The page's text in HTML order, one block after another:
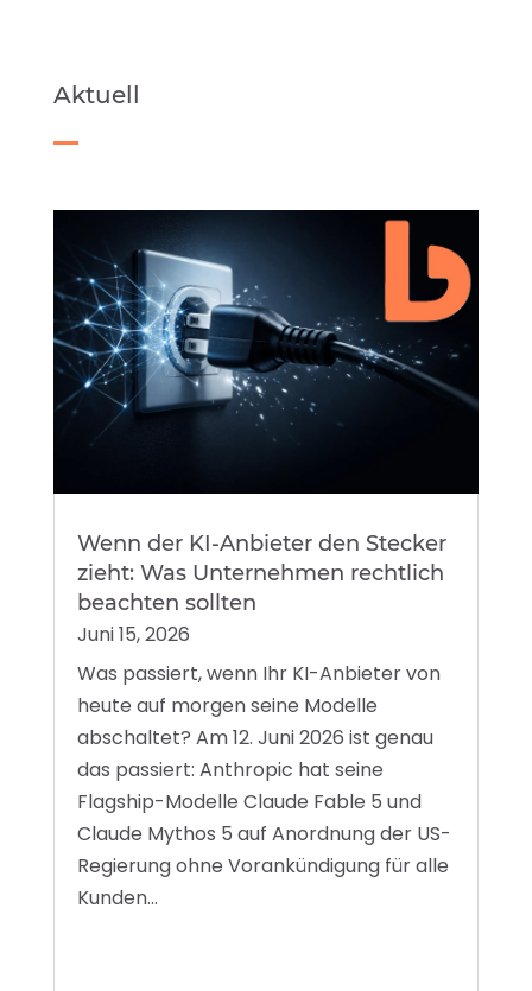
Aktuell
Wenn der KI-Anbieter den Stecker
zieht: Was Unternehmen rechtlich
beachten sollten
Juni 15, 2026
Was passiert, wenn Ihr KI-Anbieter von
heute auf morgen seine Modelle
abschaltet? Am 12. Juni 2026 ist genau
das passiert: Anthropic hat seine
Flagship-Modelle Claude Fable 5 und
Claude Mythos 5 auf Anordnung der US-
Regierung ohne Vorankündigung für alle
Kunden...